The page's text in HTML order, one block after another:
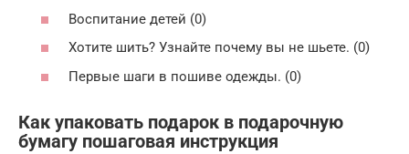
Воспитание детей (0)
Хотите шить? Узнайте почему вы не шьете. (0)
Первые шаги в пошиве одежды. (0)
Как упаковать подарок в подарочную
бумагу пошаговая инструкция